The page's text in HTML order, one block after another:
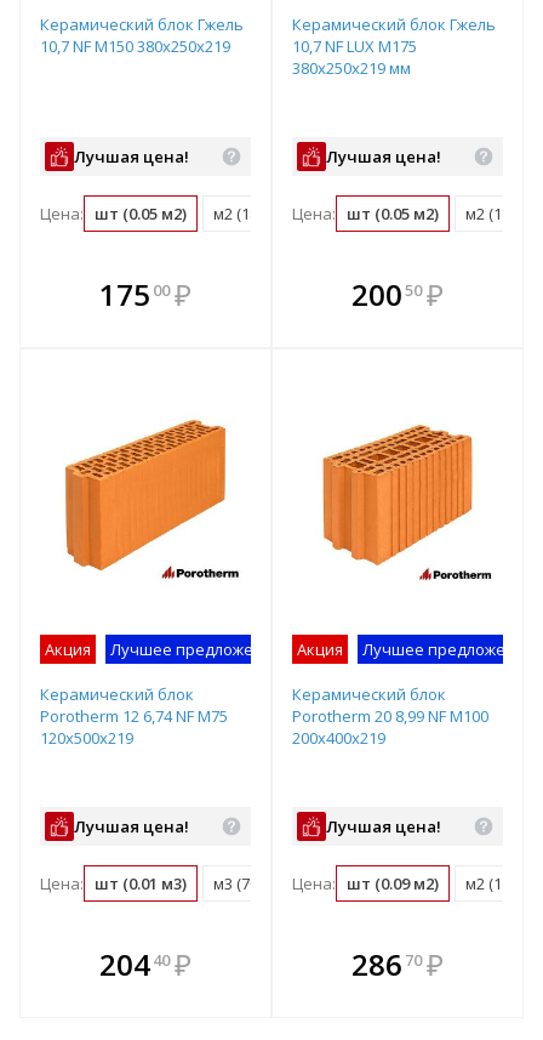
Керамический блок Гжель
10,7 NF М150 380х250х219
Лучшая цена!
Цена: шт (0.05 м2) м2 (18.3 шт) м3 (48.1 шт) поддон (72
175 00 ₽
В комплекте
всегда выгоднее!
Керамический блок Гжель
10,7 NF LUX М175
380х250х219 мм
Лучшая цена!
Цена: шт (0.05 м2) м2 (18.3
В комплекте
всегда выгоднее!
20050 ₽
Акция Лучшее предложение
Керамический блок
Porotherm 12 6,74 NF М75
120х500х219
Лучшая цена!
Цена: шт (0.01 м3) м3 (76.1 шт) м2 (9.1 шт) поддон (80 шт)
20440 ₽
В комплекте
всегда выгоднее!
Акция Лучшее предложение
Керамический блок
Porotherm 20 8,99 NF М100
200х400х219
Лучшая цена!
Цена: шт (0.09 м2) м2 (11.4
В комплекте
всегда выгоднее!
286 70 ₽